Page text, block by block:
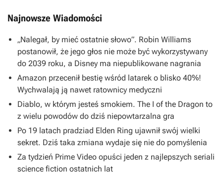
Najnowsze Wiadomości
„Nalegał, by mieć ostatnie słowo”. Robin Williams
postanowił, że jego głos nie może być wykorzystywany
do 2039 roku, a Disney ma niepublikowane nagrania
Amazon przecenił bestię wśród latarek o blisko 40%!
Wychwalają ją nawet ratownicy medyczni
Diablo, w którym jesteś smokiem. The I of the Dragon to
z wielu powodów do dziś niepowtarzalna gra
Po 19 latach pradziad Elden Ring ujawnił swój wielki
sekret. Dziś taka zmiana wydaje się nie do pomyślenia
Za tydzień Prime Video opuści jeden z najlepszych seriali
science fiction ostatnich lat